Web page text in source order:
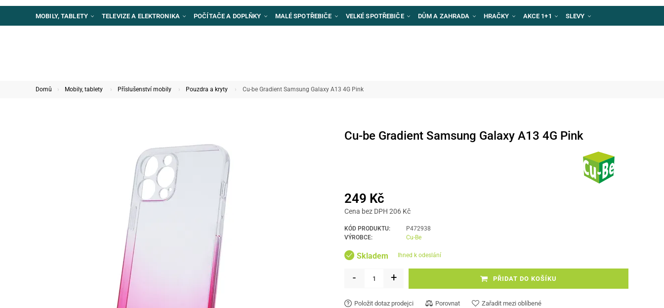
MOBILY, TABLETY TELEVIZE A ELEKTRONIKA POČÍTAČE A DOPLŇKY MALÉ SPOTŘEBIČE VELKÉ SPOTŘEBIČE DŮM A ZAHRADA HRAČKY AKCE 1+1 SLEVY
Domů Mobily, tablety Příslušenství mobily Pouzdra a kryty Cu-be Gradient Samsung Galaxy A13 4G Pink
Cu-be Gradient Samsung Galaxy A13 4G Pink
249 Kč
Cena bez DPH 206 Kč
KÓD PRODUKTU:
P472938
VÝROBCE:
Cu-Be
Skladem ihned k odeslání
- + PŘIDAT DO KOŠÍKU
Položit dotaz prodejci Porovnat Zařadit mezi oblíbené